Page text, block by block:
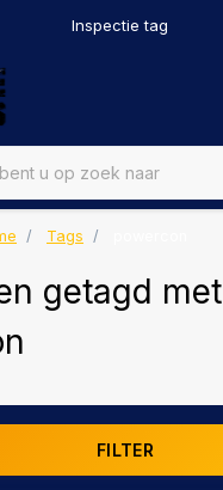
Inspectie tag
Tags
getagd met
FILTER